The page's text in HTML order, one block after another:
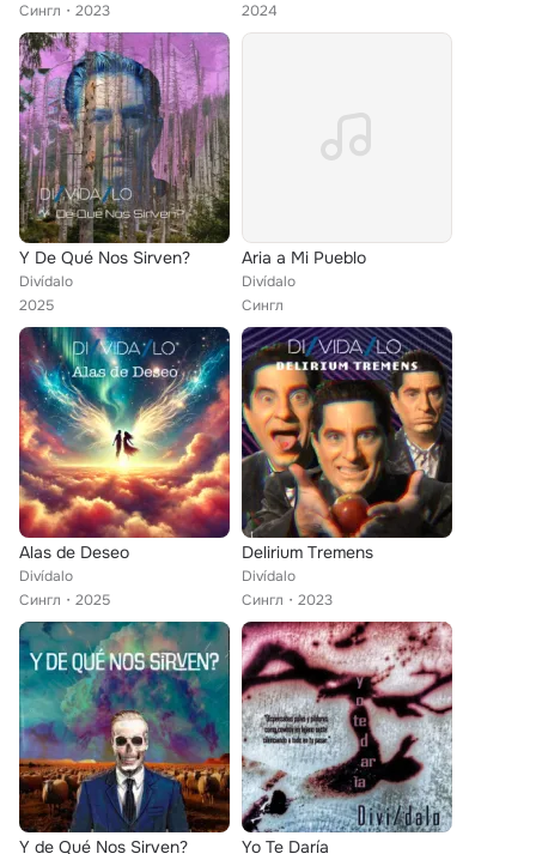
Сингл
2023
2024
Y De Qué Nos Sirven?
Divídalo
2025
Aria a Mi Pueblo
Divídalo
Сингл
Alas de Deseo
Divídalo
Сингл
2025
Delirium Tremens
Divídalo
Сингл
2023
Y de Qué Nos Sirven? Yo Te Daría